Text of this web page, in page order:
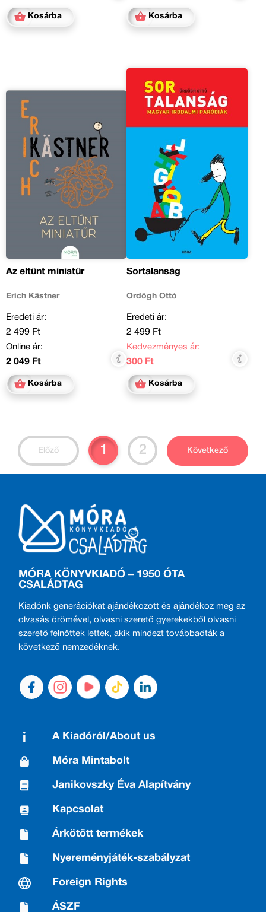
Kosárba Kosárba
Az eltűnt miniatűr
Erich Kästner
Eredeti ár:
2 499 Ft
Online ár:
2 049 Ft
Kosárba
Sortalanság
Ördögh Ottó
Eredeti ár:
2 499 Ft
Kedvezményes ár:
300 Ft
Kosárba
Előző 1 2 Következő
MÓRA KÖNYVKIADÓ – 1950 ÓTA
CSALÁDTAG
Kiadónk generációkat ajándékozott és ajándékoz meg az
olvasás örömével, olvasni szerető gyerekekből olvasni
szerető felnőttek lettek, akik mindezt továbbadták a
következő nemzedéknek.
A Kiadóról/About us
Móra Mintabolt
Janikovszky Éva Alapítvány
Kapcsolat
Árkötött termékek
Nyereményjáték-szabályzat
Foreign Rights
ÁSZF